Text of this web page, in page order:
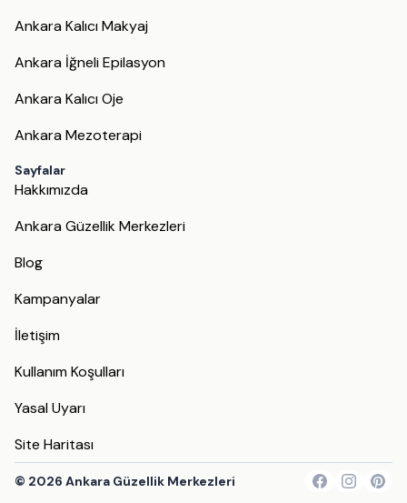
Ankara Kalıcı Makyaj
Ankara İğneli Epilasyon
Ankara Kalıcı Oje
Ankara Mezoterapi
Sayfalar
Hakkımızda
Ankara Güzellik Merkezleri
Blog
Kampanyalar
İletişim
Kullanım Koşulları
Yasal Uyarı
Site Haritası
© 2026 Ankara Güzellik Merkezleri